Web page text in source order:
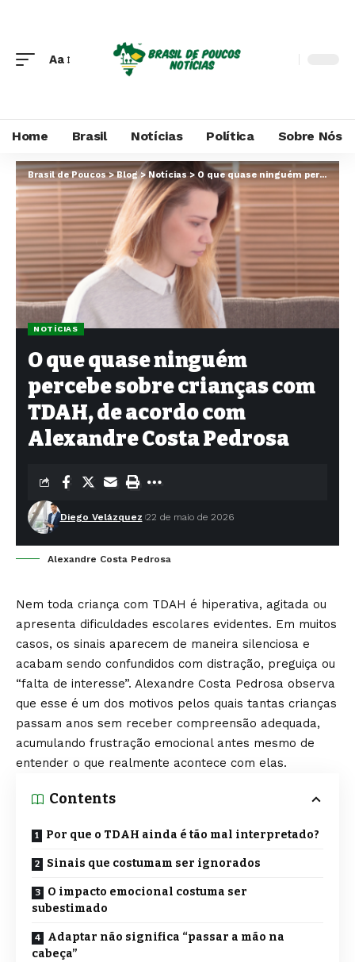
Aa
Home Brasil Notícias Política Sobre Nós
Brasil de Poucos>Blog>Notícias>O que quase ninguém percebe sobre crianças com TDAH, de acordo com Alexandre Costa Pedrosa
NOTÍCIAS
O que quase ninguém
percebe sobre crianças com
TDAH, de acordo com
Alexandre Costa Pedrosa
Diego Velázquez 22 de maio de 2026
Alexandre Costa Pedrosa
Nem toda criança com TDAH é hiperativa, agitada ou
apresenta dificuldades escolares evidentes. Em muitos
casos, os sinais aparecem de maneira silenciosa e
acabam sendo confundidos com distração, preguiça ou
“falta de interesse”. Alexandre Costa Pedrosa observa
que esse é um dos motivos pelos quais tantas crianças
passam anos sem receber compreensão adequada,
acumulando frustração emocional antes mesmo de
entender o que realmente acontece com elas.
Contents
Por que o TDAH ainda é tão mal interpretado?
Sinais que costumam ser ignorados
O impacto emocional costuma ser
subestimado
Adaptar não significa “passar a mão na
cabeça”